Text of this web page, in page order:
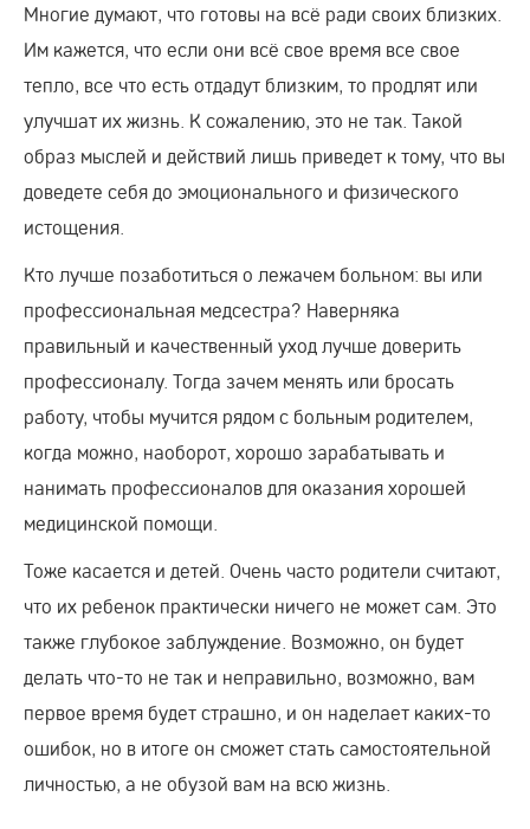
Многие думают, что готовы на всё ради своих близких.
Им кажется, что если они всё свое время все свое
тепло, все что есть отдадут близким, то продлят или
улучшат их жизнь. К сожалению, это не так. Такой
образ мыслей и действий лишь приведет к тому, что вы
доведете себя до эмоционального и физического
истощения.
Кто лучше позаботиться о лежачем больном: вы или
профессиональная медсестра? Наверняка
правильный и качественный уход лучше доверить
профессионалу. Тогда зачем менять или бросать
работу, чтобы мучится рядом с больным родителем,
когда можно, наоборот, хорошо зарабатывать и
нанимать профессионалов для оказания хорошей
медицинской помощи.
Тоже касается и детей. Очень часто родители считают,
что их ребенок практически ничего не может сам. Это
также глубокое заблуждение. Возможно, он будет
делать что-то не так и неправильно, возможно, вам
первое время будет страшно, и он наделает каких-то
ошибок, но в итоге он сможет стать самостоятельной
личностью, а не обузой вам на всю жизнь.